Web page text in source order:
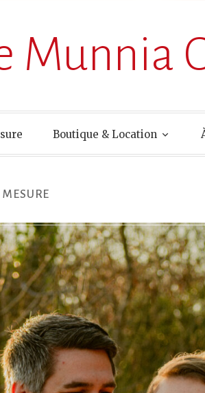
Munnia
Boutique & Location
MESURE